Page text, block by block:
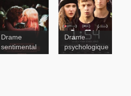
Mémoires
affectives
Les faux
Drame
sentimental
Drame
psychologique